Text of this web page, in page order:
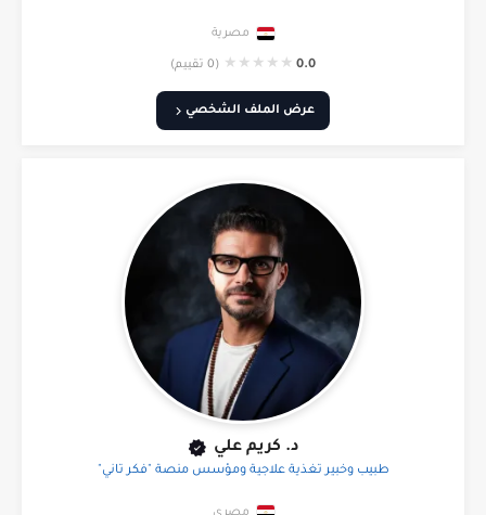
مصرية
0.0
★
★
★
★
★ (0 تقييم)
عرض الملف الشخصي
د. كريم علي
طبيب وخبير تغذية علاجية ومؤسس منصة "فكر تاني"
مصري